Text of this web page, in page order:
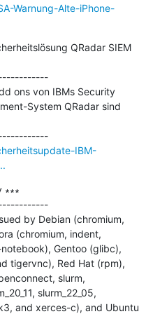
Warnung-Alte-iPhone-
QRadar SIEM
ons von IBMs Security
System QRadar sind
---------------------------------------------
IBM-
∗∗∗
by Debian (chromium,
(chromium, indent,
Gentoo (glibc),
tigervnc), Red Hat (rpm),
slurm,
slurm_22_05,
and xerces-c), and Ubuntu